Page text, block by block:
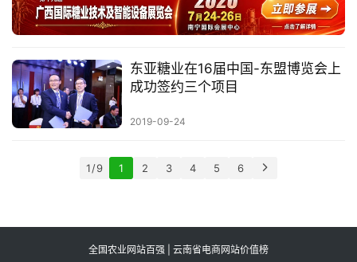
东亚糖业在16届中国-东盟博览会上
成功签约三个项目
2019-09-24
1 / 9 1 2 3 4 5 6
全国农业网站百强 | 云南省电商网站价值榜